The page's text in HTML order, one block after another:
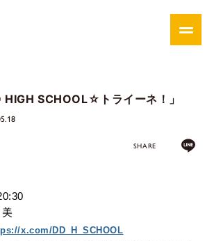
SCHOOL☆トライーネ！」
SHARE
x.com/DD_H_SCHOOL